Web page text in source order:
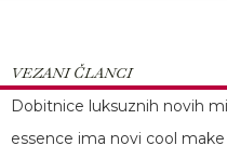
VEZANI ČLANCI
Dobitnice luksuznih novih
essence ima novi cool